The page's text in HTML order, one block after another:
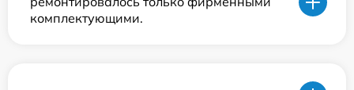
комплектующими.